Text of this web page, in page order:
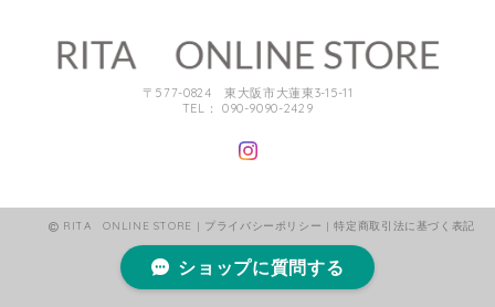
〒577-0824 東大阪市大蓮東3-15-11
TEL： 090-9090-2429
RITA ONLINE STORE | プライバシーポリシー |特定商取引法に基づく表記
ショップに質問する